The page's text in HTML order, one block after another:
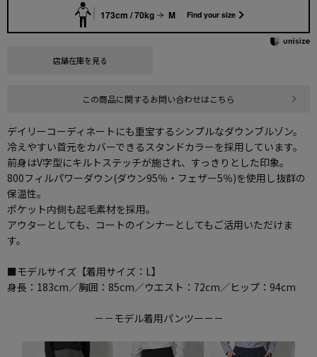
173cm / 70kg M Find your size
店舗在庫を見る
この商品に関するお問い合わせはこちら
デイリーコーディネートにも重宝するシンプルなダウンブルゾン。
冷えやすい首元をカバーできるスタンドカラーを採用しています。
前身はV字型にキルトステッチが施され、すっきりとした印象。
800フィルパワーダウン(ダウン95％・フェザー5％)を使用し抜群の
保温性。
ポケット内側も起毛素材を採用。
アウターとしても、コートのインナーとしてもご活用いただけま
す。
■モデルサイズ【着用サイズ：L】
身長：183cm／胸囲：85cm／ウエスト：72cm／ヒップ：94cm
－－モデル着用パンツー－－